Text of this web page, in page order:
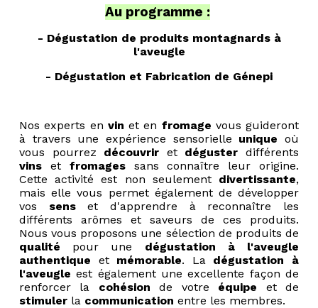
Au programme :
- Dégustation de produits montagnards à
l'aveugle
- Dégustation et Fabrication de Génepi
Nos experts en vin et en fromage vous guideront
à travers une expérience sensorielle unique où
vous pourrez découvrir et déguster différents
vins et fromagessans connaître leur origine.
Cette activité est non seulement divertissante,
mais elle vous permet également de développer
vos senset d'apprendre à reconnaître les
différents arômes et saveurs de ces produits.
Nous vous proposons une sélection de produits de
qualité pour une dégustation à l'aveugle
authentique et mémorable. La dégustation à
l'aveugle est également une excellente façon de
renforcer la cohésion de votre équipe et de
stimuler la communication entre les membres.